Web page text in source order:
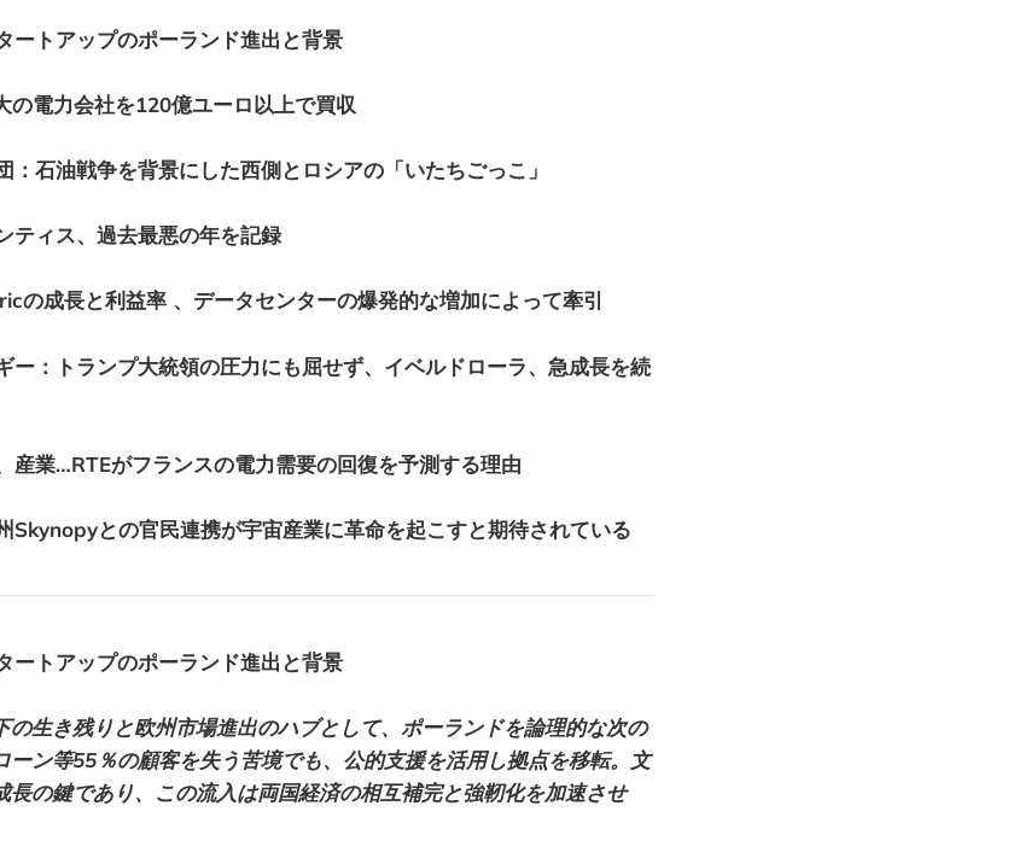
トアップのポーランド進出と背景
力会社を120億ユーロ以上で買収
油戦争を背景にした西側とロシアの「いたちごっこ」
ィス、過去最悪の年を記録
長と利益率 、データセンターの爆発的な増加によって牽引
トランプ大統領の圧力にも屈せず、イベルドローラ、急成長を続
…RTEがフランスの電力需要の回復を予測する理由
との官民連携が宇宙産業に革命を起こすと期待されている
トアップのポーランド進出と背景
の生き残りと欧州市場進出のハブとして、ポーランドを論理的な次の
ーン等55％の顧客を失う苦境でも、公的支援を活用し拠点を移転。文
長の鍵であり、この流入は両国経済の相互補完と強靭化を加速させ